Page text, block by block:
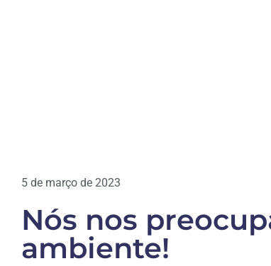
5 de março de 2023
Nós nos
ambiente!